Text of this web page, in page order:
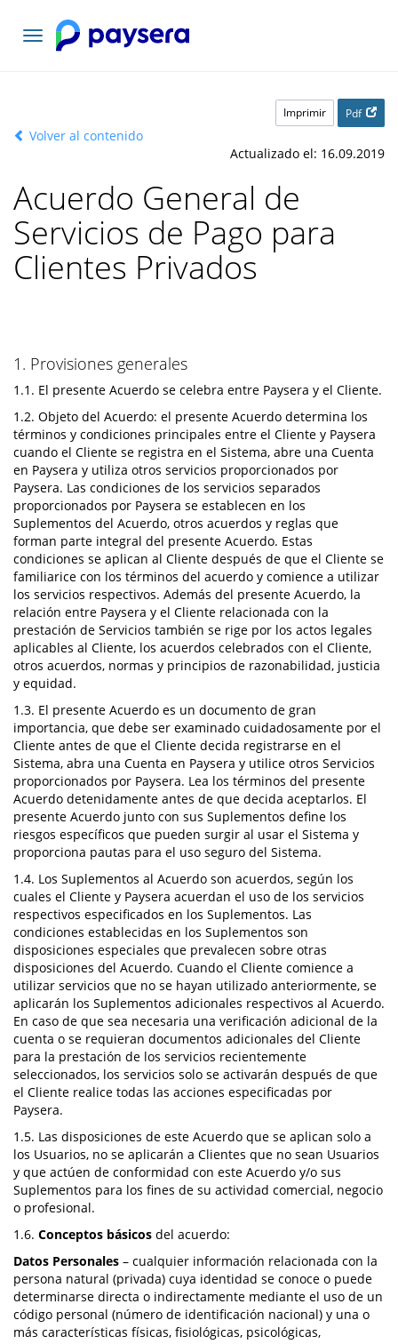
Toggle
navigation
Imprimir Pdf
Volver al contenido
Actualizado el: 16.09.2019
Acuerdo General de
Servicios de Pago para
Clientes Privados
1. Provisiones generales
1.1. El presente Acuerdo se celebra entre Paysera y el Cliente.
1.2. Objeto del Acuerdo: el presente Acuerdo determina los
términos y condiciones principales entre el Cliente y Paysera
cuando el Cliente se registra en el Sistema, abre una Cuenta
en Paysera y utiliza otros servicios proporcionados por
Paysera. Las condiciones de los servicios separados
proporcionados por Paysera se establecen en los
Suplementos del Acuerdo, otros acuerdos y reglas que
forman parte integral del presente Acuerdo. Estas
condiciones se aplican al Cliente después de que el Cliente se
familiarice con los términos del acuerdo y comience a utilizar
los servicios respectivos. Además del presente Acuerdo, la
relación entre Paysera y el Cliente relacionada con la
prestación de Servicios también se rige por los actos legales
aplicables al Cliente, los acuerdos celebrados con el Cliente,
otros acuerdos, normas y principios de razonabilidad, justicia
y equidad.
1.3. El presente Acuerdo es un documento de gran
importancia, que debe ser examinado cuidadosamente por el
Cliente antes de que el Cliente decida registrarse en el
Sistema, abra una Cuenta en Paysera y utilice otros Servicios
proporcionados por Paysera. Lea los términos del presente
Acuerdo detenidamente antes de que decida aceptarlos. El
presente Acuerdo junto con sus Suplementos define los
riesgos específicos que pueden surgir al usar el Sistema y
proporciona pautas para el uso seguro del Sistema.
1.4. Los Suplementos al Acuerdo son acuerdos, según los
cuales el Cliente y Paysera acuerdan el uso de los servicios
respectivos especificados en los Suplementos. Las
condiciones establecidas en los Suplementos son
disposiciones especiales que prevalecen sobre otras
disposiciones del Acuerdo. Cuando el Cliente comience a
utilizar servicios que no se hayan utilizado anteriormente, se
aplicarán los Suplementos adicionales respectivos al Acuerdo.
En caso de que sea necesaria una verificación adicional de la
cuenta o se requieran documentos adicionales del Cliente
para la prestación de los servicios recientemente
seleccionados, los servicios solo se activarán después de que
el Cliente realice todas las acciones especificadas por
Paysera.
1.5. Las disposiciones de este Acuerdo que se aplican solo a
los Usuarios, no se aplicarán a Clientes que no sean Usuarios
y que actúen de conformidad con este Acuerdo y/o sus
Suplementos para los fines de su actividad comercial, negocio
o profesional.
1.6. Conceptos básicos del acuerdo:
Datos Personales – cualquier información relacionada con la
persona natural (privada) cuya identidad se conoce o puede
determinarse directa o indirectamente mediante el uso de un
código personal (número de identificación nacional) y una o
más características físicas, fisiológicas, psicológicas,